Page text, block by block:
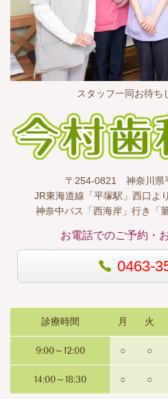
スタッフ一同お待ち
〒254-0821 神奈川県
JR東海道線「平塚駅」西口よ
神奈中バス「西海岸」行き「
お電話でのご予約・
0463-
診療時間 月 火
9:00～12:00 ○ ○
14:00～18:30 ○ ○